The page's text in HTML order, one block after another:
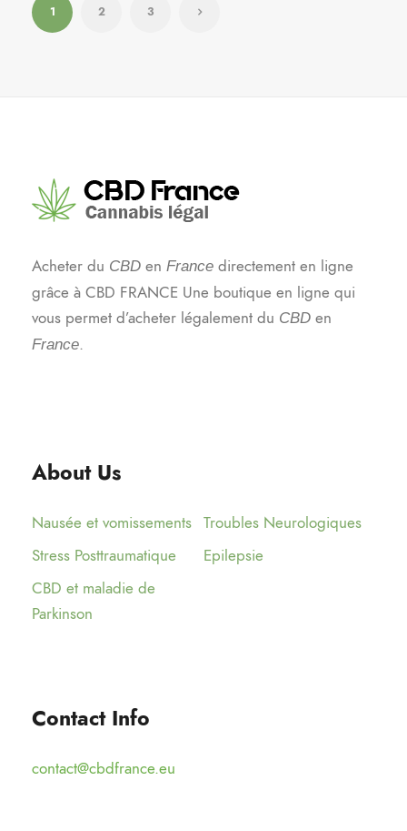
1 2 3
Acheter du CBD en France directement en ligne
grâce à CBD FRANCE Une boutique en ligne qui
vous permet d’acheter légalement du CBD en
France.
About Us
Nausée et vomissements Troubles Neurologiques
Stress Posttraumatique
Epilepsie
CBD et maladie de
Parkinson
Contact Info
contact@cbdfrance.eu